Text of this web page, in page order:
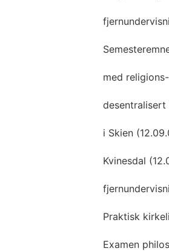
med
desentralisert
i Skien
Kvinesdal
Praktisk
Examen